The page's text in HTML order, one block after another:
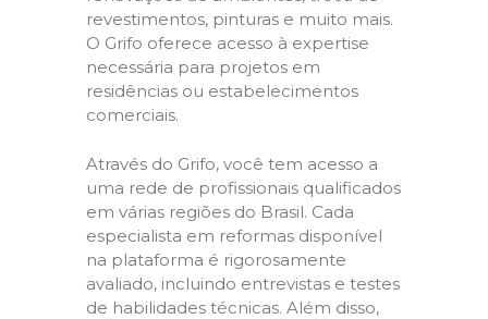
revestimentos, pinturas e muito mais.
O Grifo oferece acesso à expertise
necessária para projetos em
residências ou estabelecimentos
comerciais.
Através do Grifo, você tem acesso a
uma rede de profissionais qualificados
em várias regiões do Brasil. Cada
especialista em reformas disponível
na plataforma é rigorosamente
avaliado, incluindo entrevistas e testes
de habilidades técnicas. Além disso,